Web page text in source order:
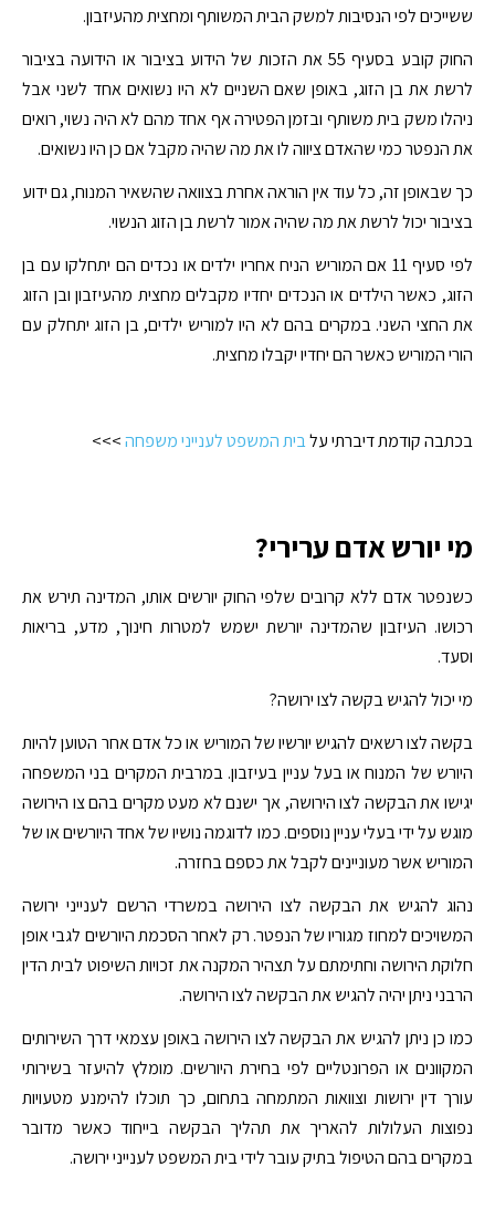
ששייכים לפי הנסיבות למשק הבית המשותף ומחצית מהעיזבון.
החוק קובע בסעיף 55 את הזכות של הידוע בציבור או הידועה בציבור
לרשת את בן הזוג, באופן שאם השניים לא היו נשואים אחד לשני אבל
ניהלו משק בית משותף ובזמן הפטירה אף אחד מהם לא היה נשוי, רואים
את הנפטר כמי שהאדם ציווה לו את מה שהיה מקבל אם כן היו נשואים.
כך שבאופן זה, כל עוד אין הוראה אחרת בצוואה שהשאיר המנוח, גם ידוע
בציבור יכול לרשת את מה שהיה אמור לרשת בן הזוג הנשוי.
לפי סעיף 11 אם המוריש הניח אחריו ילדים או נכדים הם יתחלקו עם בן
הזוג, כאשר הילדים או הנכדים יחדיו מקבלים מחצית מהעיזבון ובן הזוג
את החצי השני. במקרים בהם לא היו למוריש ילדים, בן הזוג יתחלק עם
הורי המוריש כאשר הם יחדיו יקבלו מחצית.
בכתבה קודמת דיברתי עלבית המשפט לענייני משפחה>>>
מי יורש אדם ערירי?
כשנפטר אדם ללא קרובים שלפי החוק יורשים אותו, המדינה תירש את
רכושו. העיזבון שהמדינה יורשת ישמש למטרות חינוך, מדע, בריאות
וסעד.
מי יכול להגיש בקשה לצו ירושה?
בקשה לצו רשאים להגיש יורשיו של המוריש או כל אדם אחר הטוען להיות
היורש של המנוח או בעל עניין בעיזבון. במרבית המקרים בני המשפחה
יגישו את הבקשה לצו הירושה, אך ישנם לא מעט מקרים בהם צו הירושה
מוגש על ידי בעלי עניין נוספים. כמו לדוגמה נושיו של אחד היורשים או של
המוריש אשר מעוניינים לקבל את כספם בחזרה.
נהוג להגיש את הבקשה לצו הירושה במשרדי הרשם לענייני ירושה
המשויכים למחוז מגוריו של הנפטר. רק לאחר הסכמת היורשים לגבי אופן
חלוקת הירושה וחתימתם על תצהיר המקנה את זכויות השיפוט לבית הדין
הרבני ניתן יהיה להגיש את הבקשה לצו הירושה.
כמו כן ניתן להגיש את הבקשה לצו הירושה באופן עצמאי דרך השירותים
המקוונים או הפרונטליים לפי בחירת היורשים. מומלץ להיעזר בשירותי
עורך דין ירושות וצוואות המתמחה בתחום, כך תוכלו להימנע מטעויות
נפוצות העלולות להאריך את תהליך הבקשה בייחוד כאשר מדובר
במקרים בהם הטיפול בתיק עובר לידי בית המשפט לענייני ירושה.